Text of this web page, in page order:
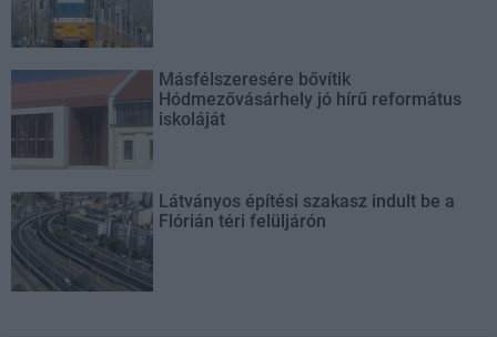
Másfélszeresére bővítik
Hódmezővásárhely jó hírű református
iskoláját
Látványos építési szakasz indult be a
Flórián téri felüljárón